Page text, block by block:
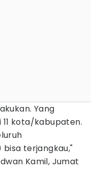
Yang
kota/kabupaten.
terjangkau,"
Kamil, Jumat